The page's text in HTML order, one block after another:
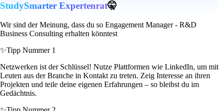
StudySmarter Expertenrat🤫
Wir sind der Meinung, dass du so Engagement Manager - R&D
Business Consulting erhalten könntest
✨Tipp Nummer 1
Netzwerken ist der Schlüssel! Nutze Plattformen wie LinkedIn, um mit
Leuten aus der Branche in Kontakt zu treten. Zeig Interesse an ihren
Projekten und teile deine eigenen Erfahrungen – so bleibst du im
Gedächtnis.